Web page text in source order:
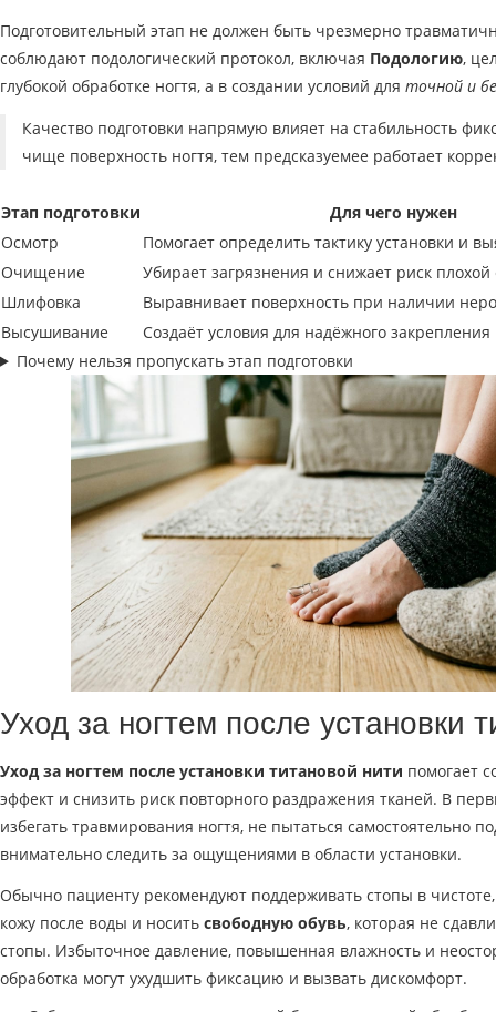
Подготовительный этап не должен быть чрезмерно
соблюдают подологический протокол, включая Подологию,
глубокой обработке ногтя, а в создании условий для точной и
Качество подготовки напрямую влияет на стабильность
чище поверхность ногтя, тем предсказуемее работает
Этап подготовки
Для чего нужен
Осмотр
Помогает определить тактику установки и
Очищение
Убирает загрязнения и снижает риск
Шлифовка
Выравнивает поверхность при наличии
Высушивание
Создаёт условия для надёжного
Почему нельзя пропускать этап подготовки
Уход за ногтем после установки
Уход за ногтем после установки титановой нити помогает
эффект и снизить риск повторного раздражения тканей. В
избегать травмирования ногтя, не пытаться самостоятельно
внимательно следить за ощущениями в области установки.
Обычно пациенту рекомендуют поддерживать стопы в
кожу после воды и носить свободную обувь, которая не
стопы. Избыточное давление, повышенная влажность и
обработка могут ухудшить фиксацию и вызвать дискомфорт.